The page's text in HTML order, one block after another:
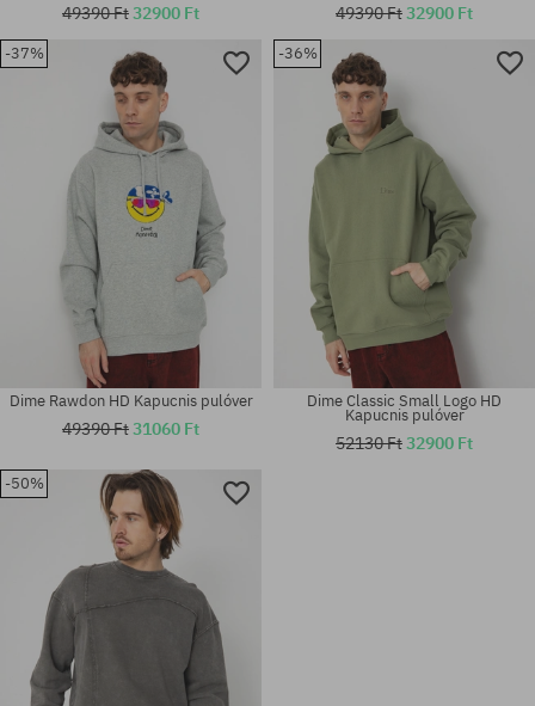
Elérhető méretek:
49390 Ft32900 Ft 49390 Ft32900 Ft
-37%
Dime Rawdon HD Kapucnis pulóver
49390 Ft31060 Ft
-36%
Dime Classic Small Logo HD
Kapucnis pulóver
52130 Ft32900 Ft
-50%